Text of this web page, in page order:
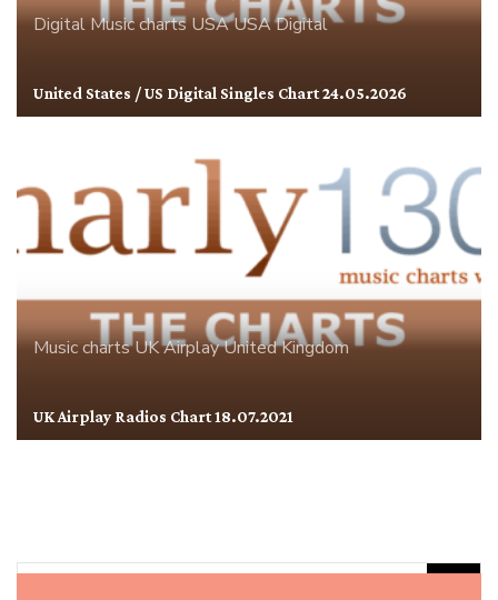
DigitalMusic chartsUSAUSA Digital
United States / US Digital Singles Chart 24.05.2026
Music chartsUK AirplayUnited Kingdom
UK Airplay Radios Chart 18.07.2021